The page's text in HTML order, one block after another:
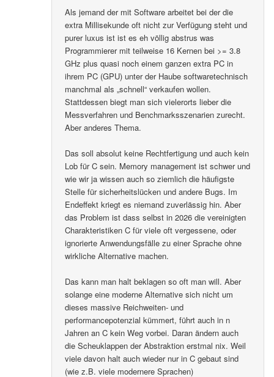
Als jemand der mit Software arbeitet bei der die
extra Millisekunde oft nicht zur Verfügung steht und
purer luxus ist ist es eh völlig abstrus was
Programmierer mit teilweise 16 Kernen bei >= 3.8
GHz plus quasi noch einem ganzen extra PC in
ihrem PC (GPU) unter der Haube softwaretechnisch
manchmal als „schnell“ verkaufen wollen.
Stattdessen biegt man sich vielerorts lieber die
Messverfahren und Benchmarksszenarien zurecht.
Aber anderes Thema.
Das soll absolut keine Rechtfertigung und auch kein
Lob für C sein. Memory management ist schwer und
wie wir ja wissen auch so ziemlich die häufigste
Stelle für sicherheitslücken und andere Bugs. Im
Endeffekt kriegt es niemand zuverlässig hin. Aber
das Problem ist dass selbst in 2026 die vereinigten
Charakteristiken C für viele oft vergessene, oder
ignorierte Anwendungsfälle zu einer Sprache ohne
wirkliche Alternative machen.
Das kann man halt beklagen so oft man will. Aber
solange eine moderne Alternative sich nicht um
dieses massive Reichweiten- und
performancepotenzial kümmert, führt auch in n
Jahren an C kein Weg vorbei. Daran ändern auch
die Scheuklappen der Abstraktion erstmal nix. Weil
viele davon halt auch wieder nur in C gebaut sind
(wie z.B. viele modernere Sprachen)